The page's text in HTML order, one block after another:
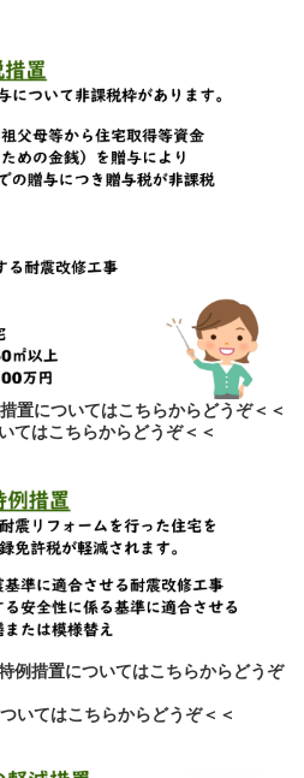
置についてはこちらからどうぞ＜＜
てはこちらからどうぞ＜＜
例措置についてはこちらからどうぞ
いてはこちらからどうぞ＜＜